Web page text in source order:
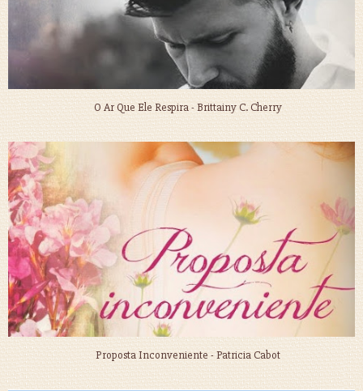
O Ar Que Ele Respira - Brittainy C. Cherry
Proposta Inconveniente - Patricia Cabot